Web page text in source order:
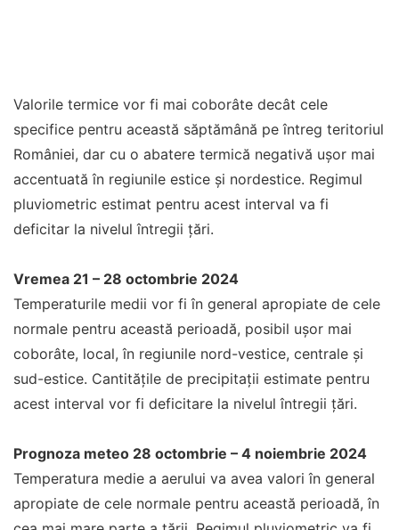
Valorile termice vor fi mai coborâte decât cele
specifice pentru această săptămână pe întreg teritoriul
României, dar cu o abatere termică negativă ușor mai
accentuată în regiunile estice și nordestice. Regimul
pluviometric estimat pentru acest interval va fi
deficitar la nivelul întregii țări.
Vremea 21 – 28 octombrie 2024
Temperaturile medii vor fi în general apropiate de cele
normale pentru această perioadă, posibil ușor mai
coborâte, local, în regiunile nord-vestice, centrale și
sud-estice. Cantitățile de precipitații estimate pentru
acest interval vor fi deficitare la nivelul întregii țări.
Prognoza meteo 28 octombrie – 4 noiembrie 2024
Temperatura medie a aerului va avea valori în general
apropiate de cele normale pentru această perioadă, în